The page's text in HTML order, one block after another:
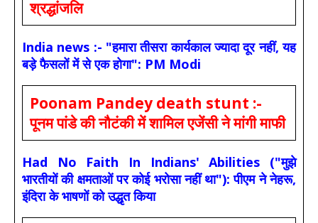
श्रद्धांजलि
India news :- "हमारा तीसरा कार्यकाल ज्यादा दूर नहीं, यह
बड़े फैसलों में से एक होगा": PM Modi
Poonam Pandey death stunt :-
पूनम पांडे की नौटंकी में शामिल एजेंसी ने मांगी माफी
Had No Faith In Indians' Abilities ("मुझे
भारतीयों की क्षमताओं पर कोई भरोसा नहीं था"): पीएम ने नेहरू,
इंदिरा के भाषणों को उद्धृत किया